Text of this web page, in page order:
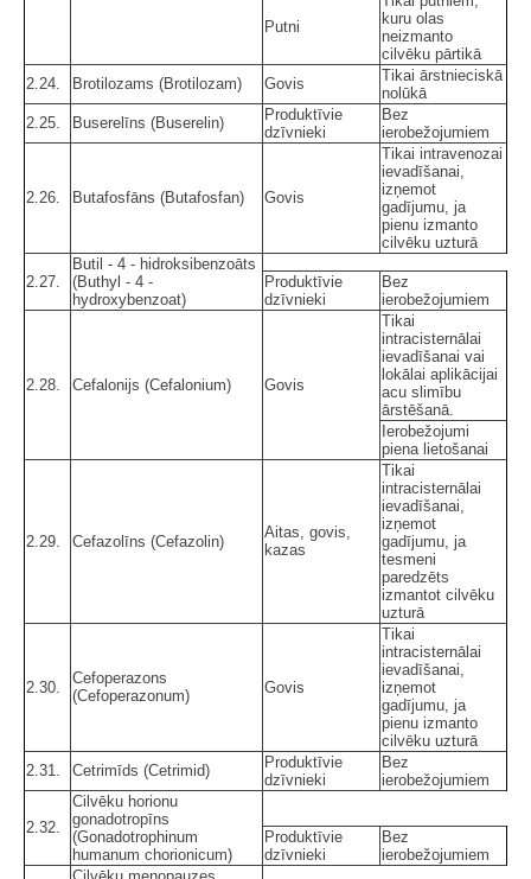
Putni
kuru olas
neizmanto
cilvēku pārtikā
2.24.
Brotilozams (Brotilozam) Govis
Tikai ārstnieciskā
nolūkā
2.25.
Buserelīns (Buserelin)
Produktīvie
dzīvnieki
Bez
ierobežojumiem
2.26. Butafosfāns (Butafosfan) Govis
Tikai intravenozai
ievadīšanai,
izņemot
gadījumu, ja
pienu izmanto
cilvēku uzturā
2.27.
Butil - 4 - hidroksibenzoāts
(Buthyl - 4 -
hydroxybenzoat)
Produktīvie
dzīvnieki
Bez
ierobežojumiem
2.28. Cefalonijs (Cefalonium) Govis
Tikai
intracisternālai
ievadīšanai vai
lokālai aplikācijai
acu slimību
ārstēšanā.
Ierobežojumi
piena lietošanai
2.29. Cefazolīns (Cefazolin)
Aitas, govis,
kazas
Tikai
intracisternālai
ievadīšanai,
izņemot
gadījumu, ja
tesmeni
paredzēts
izmantot cilvēku
uzturā
2.30.
Cefoperazons
(Cefoperazonum)
Govis
Tikai
intracisternālai
ievadīšanai,
izņemot
gadījumu, ja
pienu izmanto
cilvēku uzturā
2.31.
Cetrimīds (Cetrimid)
Produktīvie
dzīvnieki
Bez
ierobežojumiem
2.32.
Cilvēku horionu
gonadotropīns
(Gonadotrophinum
humanum chorionicum)
Produktīvie
dzīvnieki
Bez
ierobežojumiem